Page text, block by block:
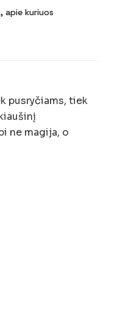
apie kuriuos
pusryčiams, tiek
ne magija, o